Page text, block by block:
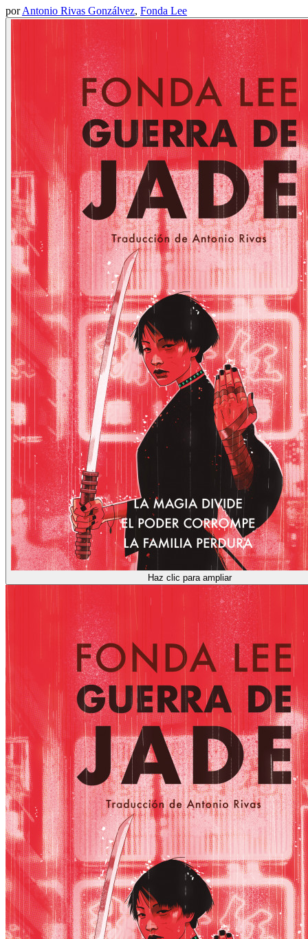
porAntonio Rivas Gonzálvez, Fonda Lee
Haz clic para ampliar